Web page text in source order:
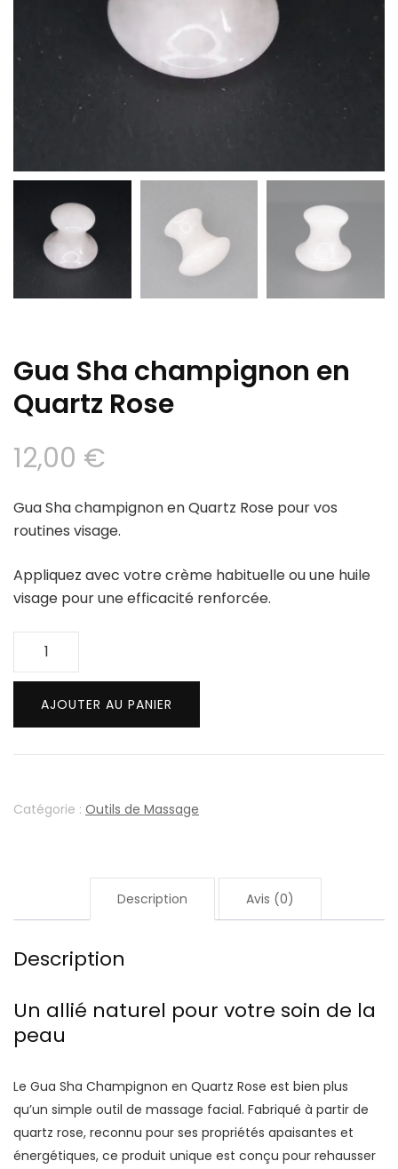
Gua Sha champignon en
Quartz Rose
12,00 €
Gua Sha champignon en Quartz Rose pour vos
routines visage.
Appliquez avec votre crème habituelle ou une huile
visage pour une efficacité renforcée.
quantité
Gua
champignon
en
Rose
AJOUTER AU PANIER
Catégorie : Outils de Massage
Description Avis (0)
Description
Un allié naturel pour votre soin de la
peau
Le Gua Sha Champignon en Quartz Rose est bien plus
qu’un simple outil de massage facial. Fabriqué à partir de
quartz rose, reconnu pour ses propriétés apaisantes et
énergétiques, ce produit unique est conçu pour rehausser